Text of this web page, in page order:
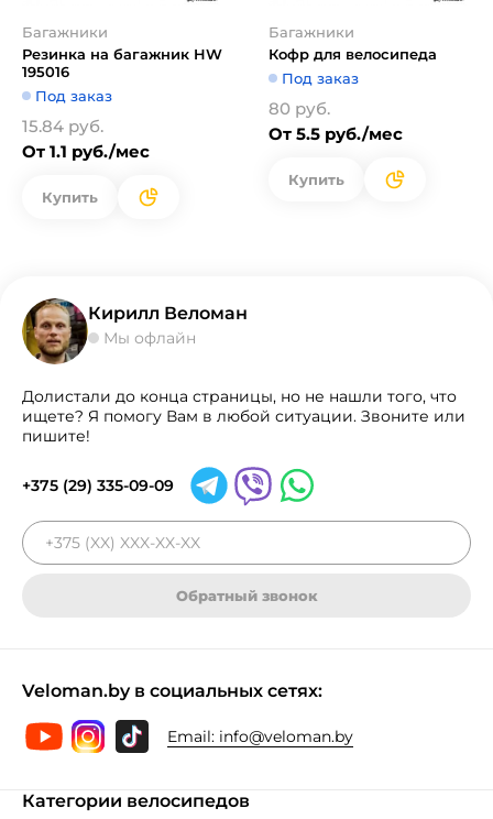
Багажники
Резинка на багажник HW
195016
Под заказ
15.84 руб.
От 1.1 руб./мес
Купить
Багажники
Кофр для велосипеда
Под заказ
80 руб.
От 5.5 руб./мес
Купить
Кирилл Веломан
Мы офлайн
Долистали до конца страницы, но не нашли того, что
ищете? Я помогу Вам в любой ситуации. Звоните или
пишите!
+375 (29) 335-09-09
Обратный звонок
Veloman.by в социальных сетях:
Email: info@veloman.by
Категории велосипедов